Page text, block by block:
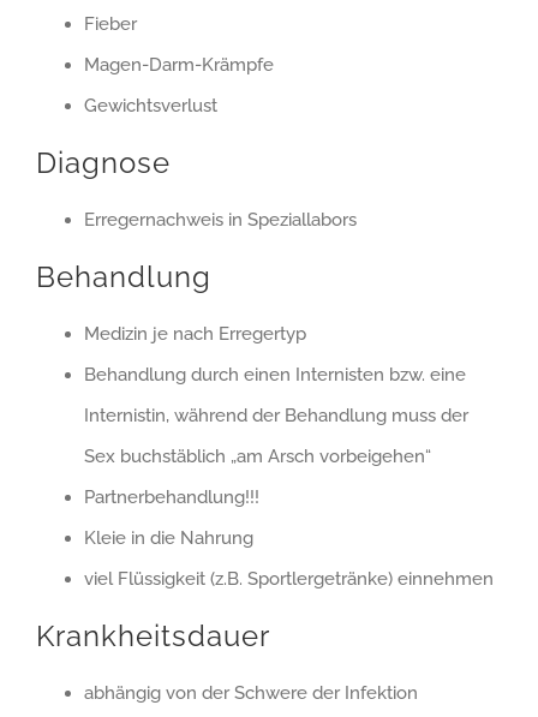
Fieber
Magen-Darm-Krämpfe
Gewichtsverlust
Diagnose
Erregernachweis in Speziallabors
Behandlung
Medizin je nach Erregertyp
Behandlung durch einen Internisten bzw. eine
Internistin, während der Behandlung muss der
Sex buchstäblich „am Arsch vorbeigehen“
Partnerbehandlung!!!
Kleie in die Nahrung
viel Flüssigkeit (z.B. Sportlergetränke) einnehmen
Krankheitsdauer
abhängig von der Schwere der Infektion